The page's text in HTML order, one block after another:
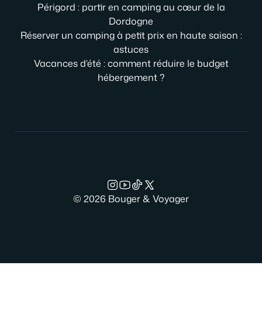
Périgord : partir en camping au cœur de la
Dordogne
Réserver un camping à petit prix en haute saison :
astuces
Vacances d’été : comment réduire le budget
hébergement ?
© 2026 Bouger & Voyager